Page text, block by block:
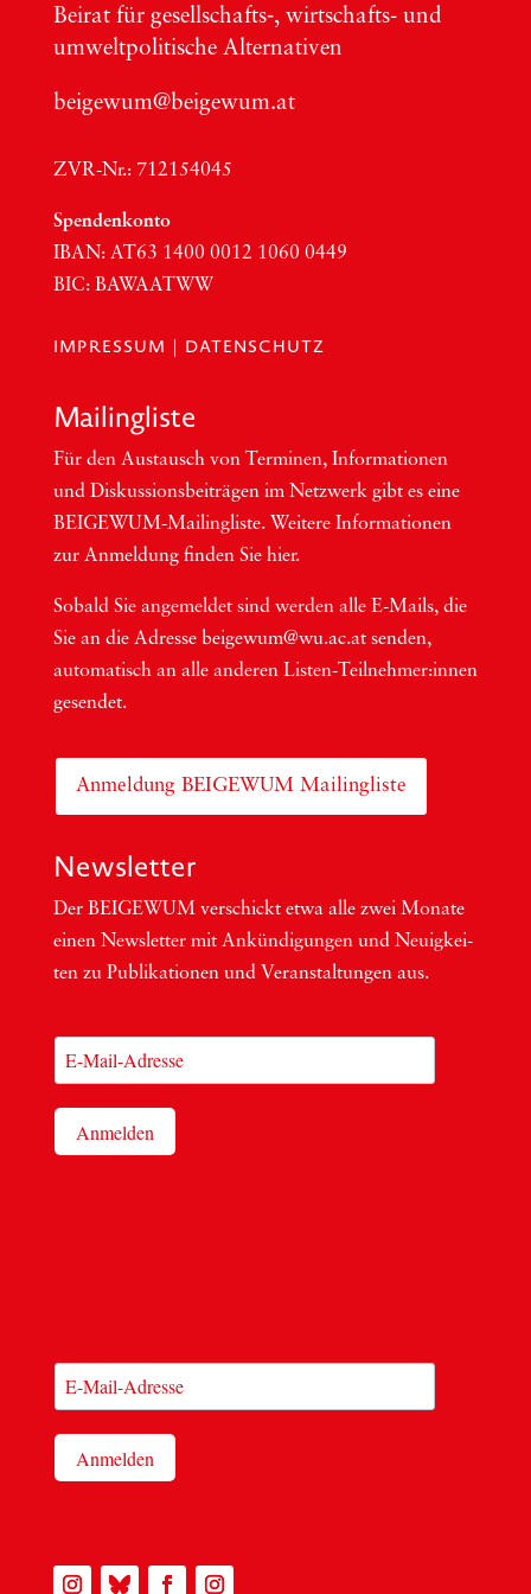
Bei­rat für gesellschafts‑, wirt­schafts- und
umwelt­po­li­ti­sche Alter­na­ti­ven
beigewum@beigewum.at
ZVR-Nr.: 712154045
Spen­den­kon­to
IBAN: AT63 1400 0012 1060 0449
BIC: BAWAATWW
IMPRESSUM | DATENSCHUTZ
Mai­ling­lis­te
Für den Aus­tausch von Ter­mi­nen, Infor­ma­tio­nen
und Dis­kus­si­ons­bei­trä­gen im Netzwerk gibt es eine
BEI­GEWUM-Mai­ling­lis­te. Wei­te­re Infor­ma­tio­nen
zur Anmel­dung fin­den Sie hier.
Sobald Sie ange­mel­det sind wer­den alle E-Mails, die
Sie an die Adres­se beigewum@wu.ac.at sen­den,
auto­ma­tisch an alle ande­ren Lis­ten-Teil­neh­me­r:in­nen
gesendet.
Anmeldung BEIGEWUM Mailingliste
Newsletter
Der BEIGEWUM ver­schickt etwa alle zwei Mona­te
einen News­let­ter mit Ankün­di­gun­gen und Neu­ig­kei­
ten zu Publi­ka­tio­nen und Ver­an­stal­tun­gen aus.